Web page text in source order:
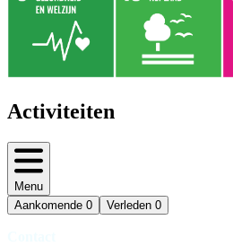
Activiteiten
Menu
Aankomende 0 Verleden 0